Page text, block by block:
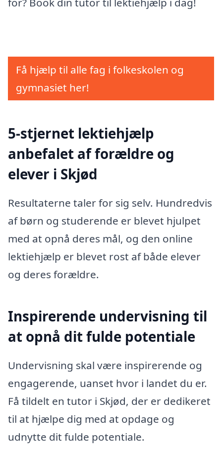
Få hjælp til alle fag i folkeskolen og
gymnasiet her!
5-stjernet lektiehjælp
anbefalet af forældre og
elever i Skjød
Resultaterne taler for sig selv. Hundredvis
af børn og studerende er blevet hjulpet
med at opnå deres mål, og den online
lektiehjælp er blevet rost af både elever
og deres forældre.
Inspirerende undervisning til
at opnå dit fulde potentiale
Undervisning skal være inspirerende og
engagerende, uanset hvor i landet du er.
Få tildelt en tutor i Skjød, der er dedikeret
til at hjælpe dig med at opdage og
udnytte dit fulde potentiale.